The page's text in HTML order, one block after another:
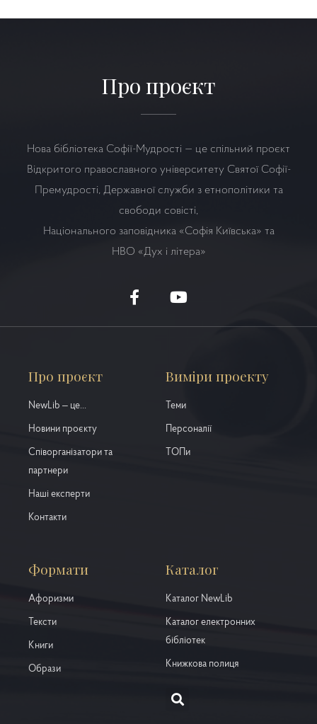
Про проєкт
Нова бібліотека Софії-Мудрості — це спільний проєкт
Відкритого православного університету Святої Софії-
Премудрості, Державної служби з етнополітики та
свободи совісті,
Національного заповідника «Софія Київська» та
НВО «Дух і літера»
Про проєкт
NewLib – це...
Новини проєкту
Співорганізатори та
партнери
Наші експерти
Контакти
Виміри проекту
Теми
Персоналії
ТОПи
Формати
Афоризми
Тексти
Книги
Образи
Каталог
Каталог NewLib
Каталог електронних
бібліотек
Книжкова полиця